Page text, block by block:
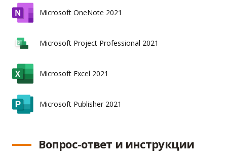
Microsoft OneNote 2021
Microsoft Project Professional 2021
Microsoft Excel 2021
Microsoft Publisher 2021
Вопрос-ответ и инструкции